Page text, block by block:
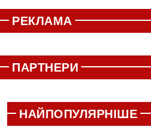
РЕКЛАМА
ПАРТНЕРИ
НАЙПОПУЛЯРНІШЕ